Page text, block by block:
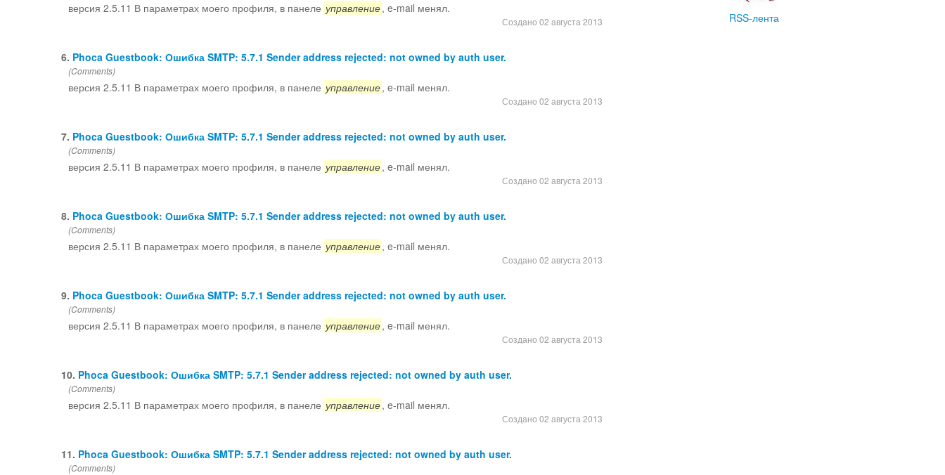
версия 2.5.11 В параметрах моего профиля, в панеле управление, e-mail менял.
Создано 02 августа 2013
6. Phoca Guestbook: Ошибка SMTP: 5.7.1 Sender address rejected: not owned by auth user.
(Comments)
версия 2.5.11 В параметрах моего профиля, в панеле управление, e-mail менял.
Создано 02 августа 2013
7. Phoca Guestbook: Ошибка SMTP: 5.7.1 Sender address rejected: not owned by auth user.
(Comments)
версия 2.5.11 В параметрах моего профиля, в панеле управление, e-mail менял.
Создано 02 августа 2013
8. Phoca Guestbook: Ошибка SMTP: 5.7.1 Sender address rejected: not owned by auth user.
(Comments)
версия 2.5.11 В параметрах моего профиля, в панеле управление, e-mail менял.
Создано 02 августа 2013
9. Phoca Guestbook: Ошибка SMTP: 5.7.1 Sender address rejected: not owned by auth user.
(Comments)
версия 2.5.11 В параметрах моего профиля, в панеле управление, e-mail менял.
Создано 02 августа 2013
10. Phoca Guestbook: Ошибка SMTP: 5.7.1 Sender address rejected: not owned by auth user.
(Comments)
версия 2.5.11 В параметрах моего профиля, в панеле управление, e-mail менял.
Создано 02 августа 2013
11. Phoca Guestbook: Ошибка SMTP: 5.7.1 Sender address rejected: not owned by auth user.
(Comments)
RSS-лента